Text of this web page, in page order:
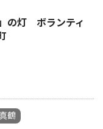
の灯 ボランティ
鶴